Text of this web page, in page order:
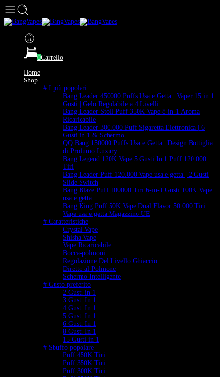
0Carrello
Home
Shop
# I più popolari
Bang Leader 450000 Puffs Usa e Getta | Vaper 15 in 1
Gusti | Gelo Regolabile a 4 Livelli
Bang Leader Stoll Puff 350K Vape 8-in-1 Aroma
Ricaricabile
Bang Leader 300.000 Puff Sigaretta Elettronica | 6
Gusti in 1 & Schermo
QQ Bang 150000 Puffs Usa e Getta | Design Bottiglia
di Profumo Luxury
Bang Legend 120K Vape 5 Gusti In 1 Puff 120.000
Tiri
Bang Leader Puff 120.000 Vape usa e getta | 2 Gusti
Slide Switch
Bang Blaze Puff 100000 Tiri 6-in-1 Gusti 100K Vape
usa e getta
Bang King Puff 50K Vape Dual Flavor 50.000 Tiri
Vape usa e getta Magazzino UE
# Caratteristiche
Crystal Vape
Shisha Vape
Vape Ricaricabile
Bocca-polmoni
Regolazione Del Livello Ghiaccio
Diretto al Polmone
Schermo Intelligente
# Gusto preferito
2 Gusti in 1
3 Gusti In 1
4 Gusti In 1
5 Gusti In 1
6 Gusti In 1
8 Gusti In 1
15 Gusti in 1
# Sbuffo popolare
Puff 450K Tiri
Puff 350K Tiri
Puff 300K Tiri